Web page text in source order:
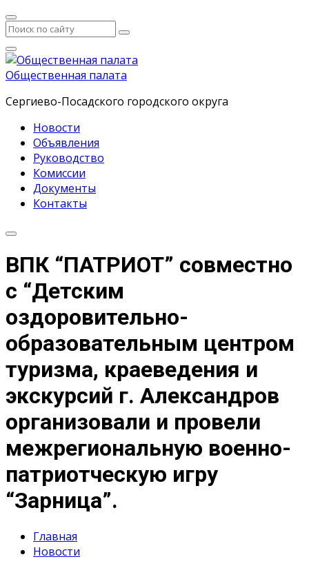
Общественная палата
Сергиево-Посадского городского округа
Новости
Объявления
Руководство
Комиссии
Документы
Контакты
ВПК “ПАТРИОТ” совместно
с “Детским
оздоровительно-
образовательным центром
туризма, краеведения и
экскурсий г. Александров
организовали и провели
межрегиональную военно-
патриотческую игру
“Зарница”.
Главная
Новости